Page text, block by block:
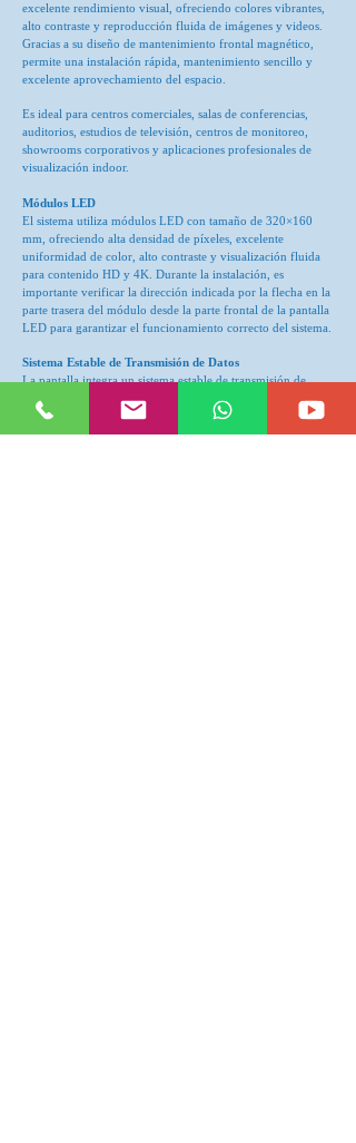
excelente rendimiento visual, ofreciendo colores vibrantes,
alto contraste y reproducción fluida de imágenes y videos.
Gracias a su diseño de mantenimiento frontal magnético,
permite una instalación rápida, mantenimiento sencillo y
excelente aprovechamiento del espacio.
Es ideal para centros comerciales, salas de conferencias,
auditorios, estudios de televisión, centros de monitoreo,
showrooms corporativos y aplicaciones profesionales de
visualización indoor.
Módulos LED
El sistema utiliza módulos LED con tamaño de 320×160
mm, ofreciendo alta densidad de píxeles, excelente
uniformidad de color, alto contraste y visualización fluida
para contenido HD y 4K. Durante la instalación, es
importante verificar la dirección indicada por la flecha en la
parte trasera del módulo desde la parte frontal de la pantalla
LED para garantizar el funcionamiento correcto del sistema.
Sistema Estable de Transmisión de Datos
La pantalla integra un sistema estable de transmisión de
datos mediante cables de señal internos que permiten
comunicación sincronizada entre módulos LED y el sistema
de control. La conexión optimizada entre módulos garantiza